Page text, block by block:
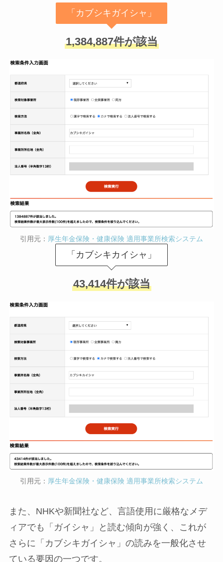
「カブシキガイシャ」
1,384,887件が該当
引用元： 厚生年金保険・健康保険 適用事業所検索システム
「カブシキカイシャ」
43,414件が該当
引用元： 厚生年金保険・健康保険 適用事業所検索システム
また、NHKや新聞社など、言語使用に厳格なメデ
ィアでも「ガイシャ」と読む傾向が強く、これが
さらに「カブシキガイシャ」の読みを一般化させ
ている要因の一つです。